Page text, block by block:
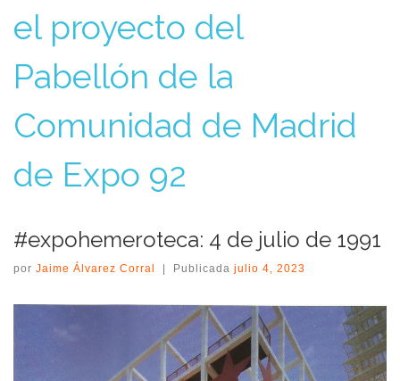
el proyecto del
Pabellón de la
Comunidad de Madrid
de Expo 92
#expohemeroteca: 4 de julio de 1991
por Jaime Álvarez Corral Publicada julio 4, 2023